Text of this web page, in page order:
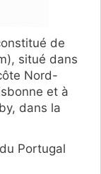
de
situé dans
Nord-
et à
dans la
Portugal